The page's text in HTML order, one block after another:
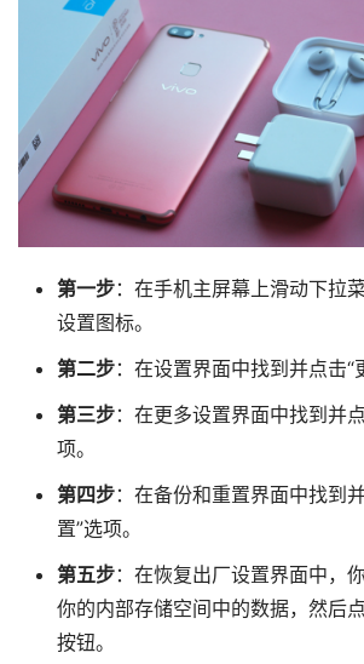
第一步：在手机主屏幕上滑动下拉
设置图标。
第二步：在设置界面中找到并点击“
第三步：在更多设置界面中找到并
项。
第四步：在备份和重置界面中找到
置”选项。
第五步：在恢复出厂设置界面中，
你的内部存储空间中的数据，然后
按钮。